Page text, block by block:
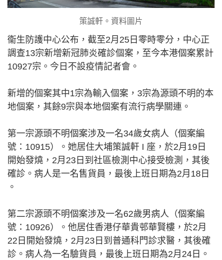
策誠軒。資料圖片
衞生防護中心公布，截至2月25日零時零分，中心正
調查13宗新增新冠肺炎確診個案，至今本港個案累計
10927宗。今日不設疫情記者會。
新增的個案其中1宗為輸入個案，3宗為源頭不明的本
地個案，其餘9宗與本地個案有流行病學關連。
第一宗源頭不明個案涉及一名34歲女病人（個案編
號：10915）。她居住大埔策誠軒 I 座，於2月19日
開始發燒，2月23日到社區檢測中心接受檢測，其後
確診。病人是一名售貨員，最後上班日期為2月18日
。
第二宗源頭不明個案涉及一名62歲男病人（個案編
號：10926）。他居住香港仔華貴邨華賢樓，於2月
22日開始發燒，2月23日到普通科門診求醫，其後確
診。病人為一名驗貨員，最後上班日期為2月24日。